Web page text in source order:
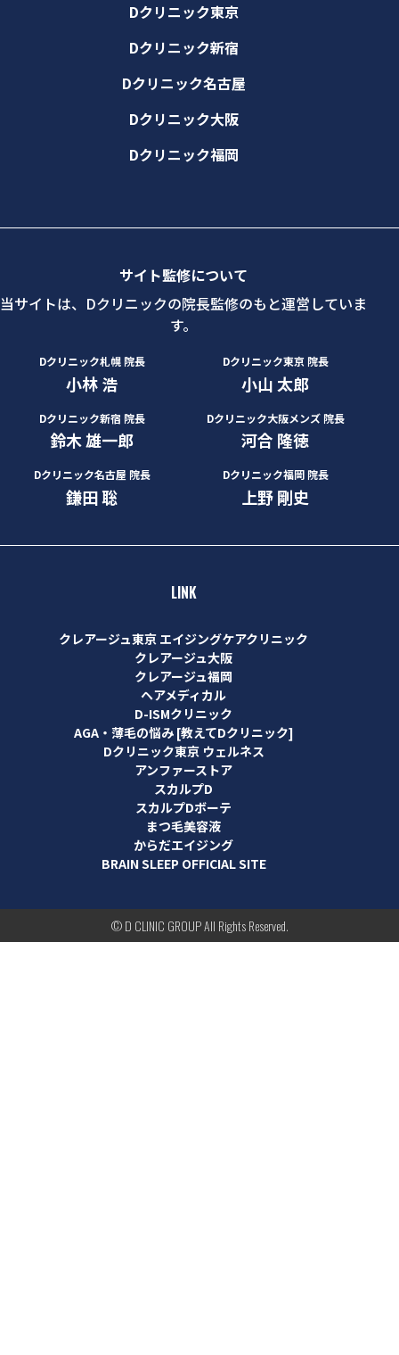
Dクリニック東京
Dクリニック新宿
Dクリニック名古屋
Dクリニック大阪
Dクリニック福岡
サイト監修について
当サイトは、Dクリニックの院長監修のもと運営していま
す。
Dクリニック札幌 院長
小林 浩
Dクリニック東京 院長
小山 太郎
Dクリニック新宿 院長
鈴木 雄一郎
Dクリニック大阪メンズ 院長
河合 隆徳
Dクリニック名古屋 院長
鎌田 聡
Dクリニック福岡 院長
上野 剛史
LINK
クレアージュ東京 エイジングケアクリニック
クレアージュ大阪
クレアージュ福岡
ヘアメディカル
D-ISMクリニック
AGA・薄毛の悩み [教えてDクリニック]
Dクリニック東京 ウェルネス
アンファーストア
スカルプD
スカルプDボーテ
まつ毛美容液
からだエイジング
BRAIN SLEEP OFFICIAL SITE
© D CLINIC GROUP All Rights Reserved.